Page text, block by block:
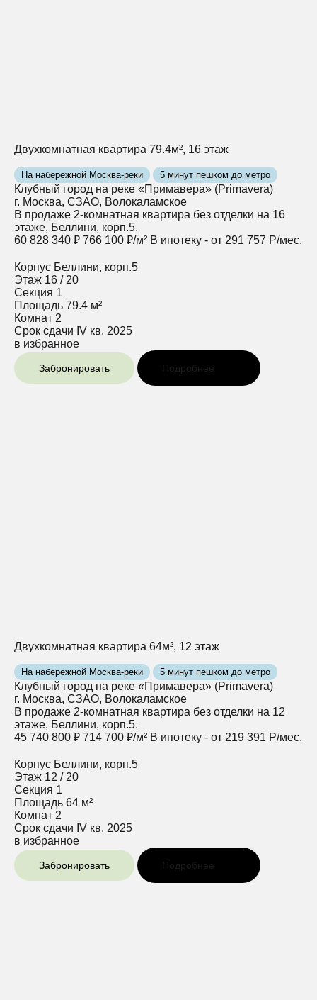
Двухкомнатная квартира 79.4м², 16 этаж
На набережной Москва-реки 5 минут пешком до метро
Клубный город на реке «Примавера» (Primavera)
г. Москва, СЗАО, Волокаламское
В продаже 2-комнатная квартира без отделки на 16
этаже, Беллини, корп.5.
60 828 340 ₽ 766 100 ₽/м² В ипотеку - от 291 757 Р/мес.
Корпус Беллини, корп.5
Этаж 16 / 20
Секция 1
Площадь 79.4 м²
Комнат 2
Срок сдачи IV кв. 2025
в избранное
Забронировать Подробнее
Двухкомнатная квартира 64м², 12 этаж
На набережной Москва-реки 5 минут пешком до метро
Клубный город на реке «Примавера» (Primavera)
г. Москва, СЗАО, Волокаламское
В продаже 2-комнатная квартира без отделки на 12
этаже, Беллини, корп.5.
45 740 800 ₽ 714 700 ₽/м² В ипотеку - от 219 391 Р/мес.
Корпус Беллини, корп.5
Этаж 12 / 20
Секция 1
Площадь 64 м²
Комнат 2
Срок сдачи IV кв. 2025
в избранное
Забронировать Подробнее